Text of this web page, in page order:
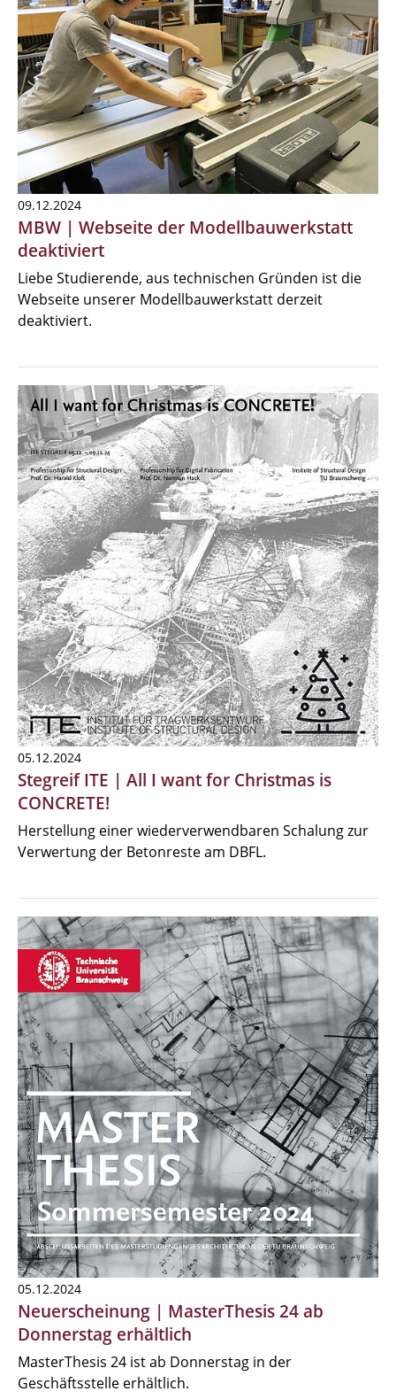
09.12.2024
MBW | Webseite der Modellbauwerkstatt
deaktiviert
Liebe Studierende, aus technischen Gründen ist die
Webseite unserer Modellbauwerkstatt derzeit
deaktiviert.
05.12.2024
Stegreif ITE | All I want for Christmas is
CONCRETE!
Herstellung einer wiederverwendbaren Schalung zur
Verwertung der Betonreste am DBFL.
05.12.2024
Neuerscheinung | MasterThesis 24 ab
Donnerstag erhältlich
MasterThesis 24 ist ab Donnerstag in der
Geschäftsstelle erhältlich.